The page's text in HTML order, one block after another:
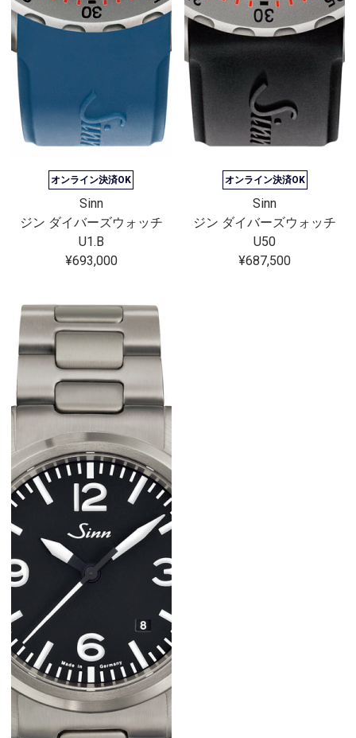
オンライン決済OK
Sinn
ジン ダイバーズウォッチ
U1.B
¥693,000
オンライン決済OK
Sinn
ジン ダイバーズウォッチ
U50
¥687,500